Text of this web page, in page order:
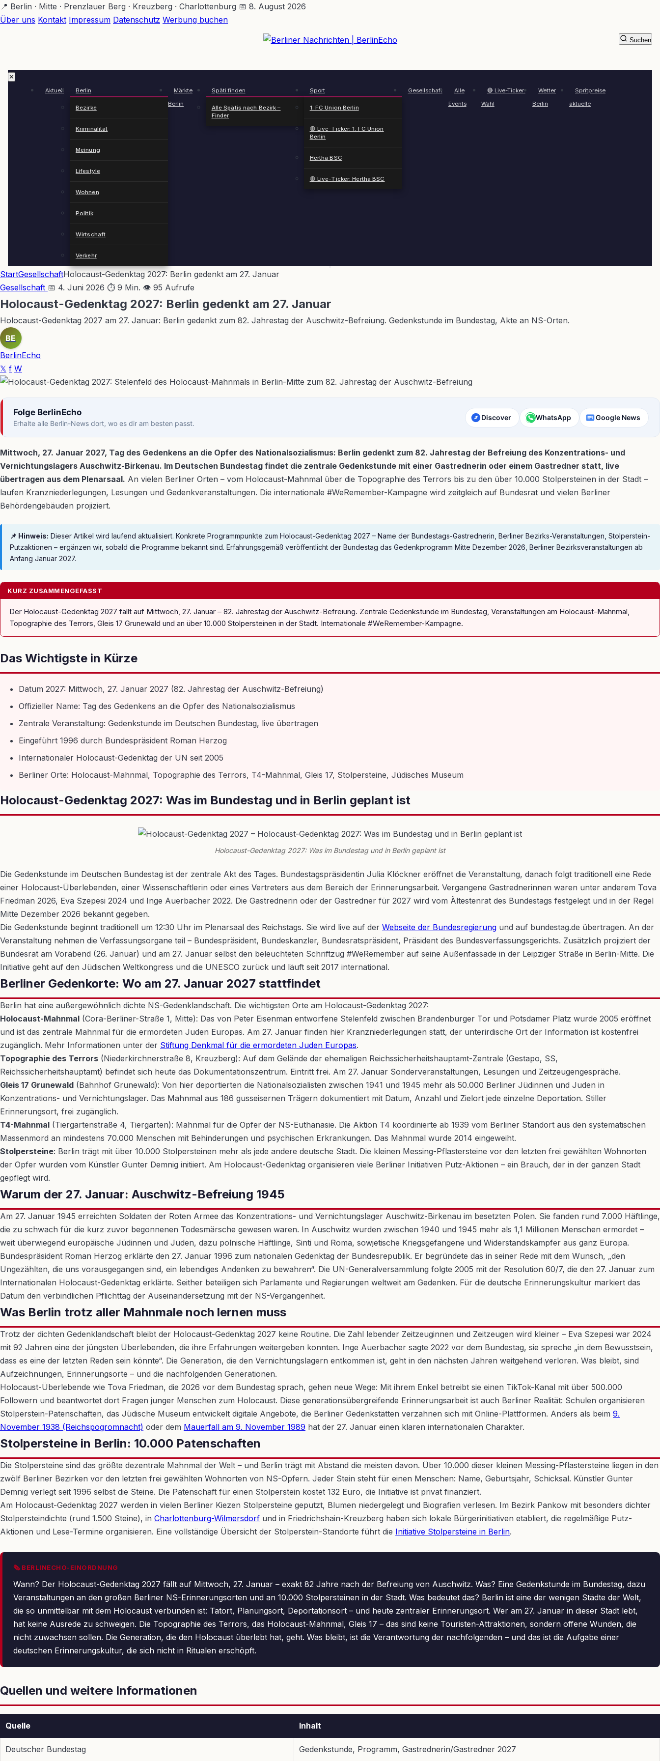
Zum
Hauptinhalt
📍 Berlin · Mitte · Prenzlauer Berg · Kreuzberg · Charlottenburg 📅 8. August 2026
Über uns Kontakt Impressum Datenschutz Werbung buchen
✕
Aktuell Berlin
Bezirke
Kriminalität
Meinung
Lifestyle
Wohnen
Politik
Wirtschaft
Verkehr
Märkte
Berlin
Späti finden
Alle Spätis nach Bezirk –
Finder
Sport
1. FC Union Berlin
🔴 Live-Ticker: 1. FC Union
Berlin
Hertha BSC
🔴 Live-Ticker: Hertha BSC
Gesellschaft
Alle
Events
🔴 Live-Ticker:
Wahl
Wetter
Berlin
Spritpreise
aktuelle
Suchen
StartGesellschaftHolocaust-Gedenktag 2027: Berlin gedenkt am 27. Januar
Gesellschaft 📅 4. Juni 2026 ⏱ 9 Min. 👁 95 Aufrufe
Holocaust-Gedenktag 2027: Berlin gedenkt am 27. Januar
Holocaust-Gedenktag 2027 am 27. Januar: Berlin gedenkt zum 82. Jahrestag der Auschwitz-Befreiung. Gedenkstunde im Bundestag, Akte an NS-Orten.
BE
BerlinEcho
𝕏 f W
Folge BerlinEcho
Erhalte alle Berlin-News dort, wo es dir am besten passt.
Discover WhatsApp Google News
Mittwoch, 27. Januar 2027, Tag des Gedenkens an die Opfer des Nationalsozialismus: Berlin gedenkt zum 82. Jahrestag der Befreiung des Konzentrations- und
Vernichtungslagers Auschwitz-Birkenau. Im Deutschen Bundestag findet die zentrale Gedenkstunde mit einer Gastrednerin oder einem Gastredner statt, live
übertragen aus dem Plenarsaal. An vielen Berliner Orten – vom Holocaust-Mahnmal über die Topographie des Terrors bis zu den über 10.000 Stolpersteinen in der Stadt –
laufen Kranzniederlegungen, Lesungen und Gedenkveranstaltungen. Die internationale #WeRemember-Kampagne wird zeitgleich auf Bundesrat und vielen Berliner
Behördengebäuden projiziert.
📌 Hinweis: Dieser Artikel wird laufend aktualisiert. Konkrete Programmpunkte zum Holocaust-Gedenktag 2027 – Name der Bundestags-Gastrednerin, Berliner Bezirks-Veranstaltungen, Stolperstein-
Putzaktionen – ergänzen wir, sobald die Programme bekannt sind. Erfahrungsgemäß veröffentlicht der Bundestag das Gedenkprogramm Mitte Dezember 2026, Berliner Bezirksveranstaltungen ab
Anfang Januar 2027.
KURZ ZUSAMMENGEFASST
Der Holocaust-Gedenktag 2027 fällt auf Mittwoch, 27. Januar – 82. Jahrestag der Auschwitz-Befreiung. Zentrale Gedenkstunde im Bundestag, Veranstaltungen am Holocaust-Mahnmal,
Topographie des Terrors, Gleis 17 Grunewald und an über 10.000 Stolpersteinen in der Stadt. Internationale #WeRemember-Kampagne.
Das Wichtigste in Kürze
Datum 2027: Mittwoch, 27. Januar 2027 (82. Jahrestag der Auschwitz-Befreiung)
Offizieller Name: Tag des Gedenkens an die Opfer des Nationalsozialismus
Zentrale Veranstaltung: Gedenkstunde im Deutschen Bundestag, live übertragen
Eingeführt 1996 durch Bundespräsident Roman Herzog
Internationaler Holocaust-Gedenktag der UN seit 2005
Berliner Orte: Holocaust-Mahnmal, Topographie des Terrors, T4-Mahnmal, Gleis 17, Stolpersteine, Jüdisches Museum
Holocaust-Gedenktag 2027: Was im Bundestag und in Berlin geplant ist
Holocaust-Gedenktag 2027: Was im Bundestag und in Berlin geplant ist
Die Gedenkstunde im Deutschen Bundestag ist der zentrale Akt des Tages. Bundestagspräsidentin Julia Klöckner eröffnet die Veranstaltung, danach folgt traditionell eine Rede
einer Holocaust-Überlebenden, einer Wissenschaftlerin oder eines Vertreters aus dem Bereich der Erinnerungsarbeit. Vergangene Gastrednerinnen waren unter anderem Tova
Friedman 2026, Eva Szepesi 2024 und Inge Auerbacher 2022. Die Gastrednerin oder der Gastredner für 2027 wird vom Ältestenrat des Bundestags festgelegt und in der Regel
Mitte Dezember 2026 bekannt gegeben.
Die Gedenkstunde beginnt traditionell um 12:30 Uhr im Plenarsaal des Reichstags. Sie wird live auf der Webseite der Bundesregierung und auf bundestag.de übertragen. An der
Veranstaltung nehmen die Verfassungsorgane teil – Bundespräsident, Bundeskanzler, Bundesratspräsident, Präsident des Bundesverfassungsgerichts. Zusätzlich projiziert der
Bundesrat am Vorabend (26. Januar) und am 27. Januar selbst den beleuchteten Schriftzug #WeRemember auf seine Außenfassade in der Leipziger Straße in Berlin-Mitte. Die
Initiative geht auf den Jüdischen Weltkongress und die UNESCO zurück und läuft seit 2017 international.
Berliner Gedenkorte: Wo am 27. Januar 2027 stattfindet
Berlin hat eine außergewöhnlich dichte NS-Gedenklandschaft. Die wichtigsten Orte am Holocaust-Gedenktag 2027:
Holocaust-Mahnmal (Cora-Berliner-Straße 1, Mitte): Das von Peter Eisenman entworfene Stelenfeld zwischen Brandenburger Tor und Potsdamer Platz wurde 2005 eröffnet
und ist das zentrale Mahnmal für die ermordeten Juden Europas. Am 27. Januar finden hier Kranzniederlegungen statt, der unterirdische Ort der Information ist kostenfrei
zugänglich. Mehr Informationen unter der Stiftung Denkmal für die ermordeten Juden Europas.
Topographie des Terrors (Niederkirchnerstraße 8, Kreuzberg): Auf dem Gelände der ehemaligen Reichssicherheitshauptamt-Zentrale (Gestapo, SS,
Reichssicherheitshauptamt) befindet sich heute das Dokumentationszentrum. Eintritt frei. Am 27. Januar Sonderveranstaltungen, Lesungen und Zeitzeugengespräche.
Gleis 17 Grunewald (Bahnhof Grunewald): Von hier deportierten die Nationalsozialisten zwischen 1941 und 1945 mehr als 50.000 Berliner Jüdinnen und Juden in
Konzentrations- und Vernichtungslager. Das Mahnmal aus 186 gusseisernen Trägern dokumentiert mit Datum, Anzahl und Zielort jede einzelne Deportation. Stiller
Erinnerungsort, frei zugänglich.
T4-Mahnmal (Tiergartenstraße 4, Tiergarten): Mahnmal für die Opfer der NS-Euthanasie. Die Aktion T4 koordinierte ab 1939 vom Berliner Standort aus den systematischen
Massenmord an mindestens 70.000 Menschen mit Behinderungen und psychischen Erkrankungen. Das Mahnmal wurde 2014 eingeweiht.
Stolpersteine: Berlin trägt mit über 10.000 Stolpersteinen mehr als jede andere deutsche Stadt. Die kleinen Messing-Pflastersteine vor den letzten frei gewählten Wohnorten
der Opfer wurden vom Künstler Gunter Demnig initiiert. Am Holocaust-Gedenktag organisieren viele Berliner Initiativen Putz-Aktionen – ein Brauch, der in der ganzen Stadt
gepflegt wird.
Warum der 27. Januar: Auschwitz-Befreiung 1945
Am 27. Januar 1945 erreichten Soldaten der Roten Armee das Konzentrations- und Vernichtungslager Auschwitz-Birkenau im besetzten Polen. Sie fanden rund 7.000 Häftlinge,
die zu schwach für die kurz zuvor begonnenen Todesmärsche gewesen waren. In Auschwitz wurden zwischen 1940 und 1945 mehr als 1,1 Millionen Menschen ermordet –
weit überwiegend europäische Jüdinnen und Juden, dazu polnische Häftlinge, Sinti und Roma, sowjetische Kriegsgefangene und Widerstandskämpfer aus ganz Europa.
Bundespräsident Roman Herzog erklärte den 27. Januar 1996 zum nationalen Gedenktag der Bundesrepublik. Er begründete das in seiner Rede mit dem Wunsch, „den
Ungezählten, die uns vorausgegangen sind, ein lebendiges Andenken zu bewahren“. Die UN-Generalversammlung folgte 2005 mit der Resolution 60/7, die den 27. Januar zum
Internationalen Holocaust-Gedenktag erklärte. Seither beteiligen sich Parlamente und Regierungen weltweit am Gedenken. Für die deutsche Erinnerungskultur markiert das
Datum den verbindlichen Pflichttag der Auseinandersetzung mit der NS-Vergangenheit.
Was Berlin trotz aller Mahnmale noch lernen muss
Trotz der dichten Gedenklandschaft bleibt der Holocaust-Gedenktag 2027 keine Routine. Die Zahl lebender Zeitzeuginnen und Zeitzeugen wird kleiner – Eva Szepesi war 2024
mit 92 Jahren eine der jüngsten Überlebenden, die ihre Erfahrungen weitergeben konnten. Inge Auerbacher sagte 2022 vor dem Bundestag, sie spreche „in dem Bewusstsein,
dass es eine der letzten Reden sein könnte“. Die Generation, die den Vernichtungslagern entkommen ist, geht in den nächsten Jahren weitgehend verloren. Was bleibt, sind
Aufzeichnungen, Erinnerungsorte – und die nachfolgenden Generationen.
Holocaust-Überlebende wie Tova Friedman, die 2026 vor dem Bundestag sprach, gehen neue Wege: Mit ihrem Enkel betreibt sie einen TikTok-Kanal mit über 500.000
Followern und beantwortet dort Fragen junger Menschen zum Holocaust. Diese generationsübergreifende Erinnerungsarbeit ist auch Berliner Realität: Schulen organisieren
Stolperstein-Patenschaften, das Jüdische Museum entwickelt digitale Angebote, die Berliner Gedenkstätten verzahnen sich mit Online-Plattformen. Anders als beim 9.
November 1938 (Reichspogromnacht) oder dem Mauerfall am 9. November 1989 hat der 27. Januar einen klaren internationalen Charakter.
Stolpersteine in Berlin: 10.000 Patenschaften
Die Stolpersteine sind das größte dezentrale Mahnmal der Welt – und Berlin trägt mit Abstand die meisten davon. Über 10.000 dieser kleinen Messing-Pflastersteine liegen in den
zwölf Berliner Bezirken vor den letzten frei gewählten Wohnorten von NS-Opfern. Jeder Stein steht für einen Menschen: Name, Geburtsjahr, Schicksal. Künstler Gunter
Demnig verlegt seit 1996 selbst die Steine. Die Patenschaft für einen Stolperstein kostet 132 Euro, die Initiative ist privat finanziert.
Am Holocaust-Gedenktag 2027 werden in vielen Berliner Kiezen Stolpersteine geputzt, Blumen niedergelegt und Biografien verlesen. Im Bezirk Pankow mit besonders dichter
Stolpersteindichte (rund 1.500 Steine), in Charlottenburg-Wilmersdorf und in Friedrichshain-Kreuzberg haben sich lokale Bürgerinitiativen etabliert, die regelmäßige Putz-
Aktionen und Lese-Termine organisieren. Eine vollständige Übersicht der Stolperstein-Standorte führt die Initiative Stolpersteine in Berlin.
🗞 BERLINECHO-EINORDNUNG
Wann? Der Holocaust-Gedenktag 2027 fällt auf Mittwoch, 27. Januar – exakt 82 Jahre nach der Befreiung von Auschwitz. Was? Eine Gedenkstunde im Bundestag, dazu
Veranstaltungen an den großen Berliner NS-Erinnerungsorten und an 10.000 Stolpersteinen in der Stadt. Was bedeutet das? Berlin ist eine der wenigen Städte der Welt,
die so unmittelbar mit dem Holocaust verbunden ist: Tatort, Planungsort, Deportationsort – und heute zentraler Erinnerungsort. Wer am 27. Januar in dieser Stadt lebt,
hat keine Ausrede zu schweigen. Die Topographie des Terrors, das Holocaust-Mahnmal, Gleis 17 – das sind keine Touristen-Attraktionen, sondern offene Wunden, die
nicht zuwachsen sollen. Die Generation, die den Holocaust überlebt hat, geht. Was bleibt, ist die Verantwortung der nachfolgenden – und das ist die Aufgabe einer
deutschen Erinnerungskultur, die sich nicht in Ritualen erschöpft.
Quellen und weitere Informationen
Quelle Inhalt
Deutscher Bundestag Gedenkstunde, Programm, Gastrednerin/Gastredner 2027